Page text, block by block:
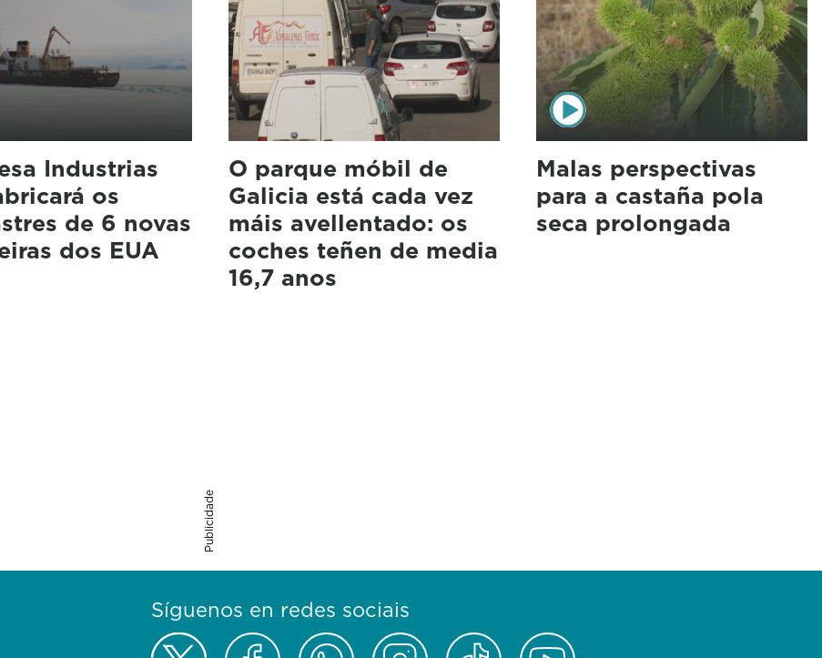
Industrias
os
de 6 novas
dos EUA
O parque móbil de
Galicia está cada vez
máis avellentado: os
coches teñen de media
16,7 anos
Malas perspectivas
para a castaña pola
seca prolongada
Publicidade
Síguenos en redes sociais